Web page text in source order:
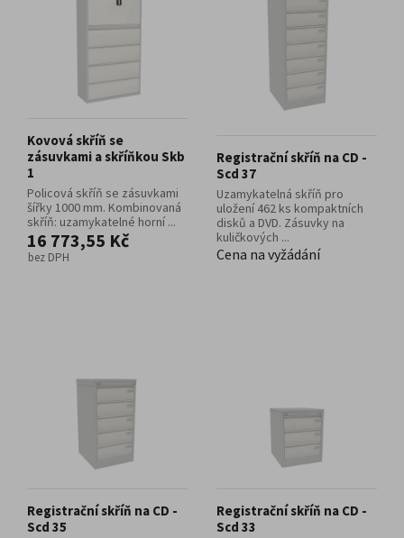
Kovová skříň se
zásuvkami a skříňkou Skb
1
Policová skříň se zásuvkami
šířky 1000 mm. Kombinovaná
skříň: uzamykatelné horní ...
16 773,55 Kč
bez DPH
Registrační skříň na CD -
Scd 37
Uzamykatelná skříň pro
uložení 462 ks kompaktních
disků a DVD. Zásuvky na
kuličkových ...
Cena na vyžádání
Registrační skříň na CD -
Scd 35
Registrační skříň na CD -
Scd 33